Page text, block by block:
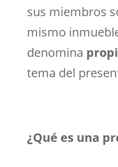
sus miembros
mismo
denomina
tema del
¿Qué es una